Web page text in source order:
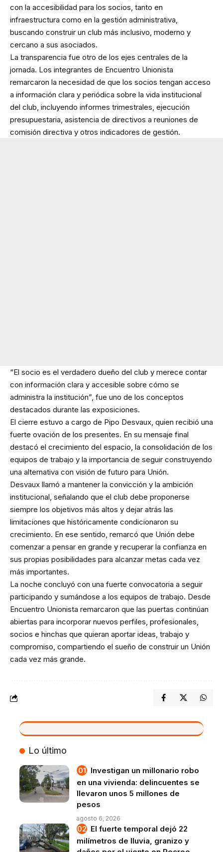
con la accesibilidad para los socios, tanto en
infraestructura como en la gestión administrativa,
buscando construir un club más inclusivo, moderno y
cercano a sus asociados.
La transparencia fue otro de los ejes centrales de la
jornada. Los integrantes de Encuentro Unionista
remarcaron la necesidad de que los socios tengan acceso
a información clara y periódica sobre la vida institucional
del club, incluyendo informes trimestrales, ejecución
presupuestaria, asistencia de directivos a reuniones de
comisión directiva y otros indicadores de gestión.
“El socio es el verdadero dueño del club y merece contar
con información clara y accesible sobre cómo se
administra la institución”, fue uno de los conceptos
destacados durante las exposiciones.
El cierre estuvo a cargo de Pipo Desvaux, quien recibió una
fuerte ovación de los presentes. En su mensaje final
destacó el crecimiento del espacio, la consolidación de los
equipos de trabajo y la importancia de seguir construyendo
una alternativa con visión de futuro para Unión.
Desvaux llamó a mantener la convicción y la ambición
institucional, señalando que el club debe proponerse
siempre los objetivos más altos y dejar atrás las
limitaciones que históricamente condicionaron su
crecimiento. En ese sentido, remarcó que Unión debe
comenzar a pensar en grande y recuperar la confianza en
sus propias posibilidades para alcanzar metas cada vez
más importantes.
La noche concluyó con una fuerte convocatoria a seguir
participando y sumándose a los equipos de trabajo. Desde
Encuentro Unionista remarcaron que las puertas continúan
abiertas para incorporar nuevos perfiles, profesionales,
socios e hinchas que quieran aportar ideas, trabajo y
compromiso, compartiendo el sueño de construir un Unión
cada vez más grande.
VIVO
Lo último
Investigan un millonario robo
en una vivienda: delincuentes se
llevaron unos 5 millones de
pesos
agosto 6, 2026
El fuerte temporal dejó 22
milímetros de lluvia, granizo y